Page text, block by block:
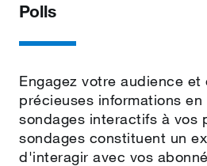
Polls
Engagez votre audience et
précieuses informations
sondages interactifs à vos
sondages constituent un
d'interagir avec vos